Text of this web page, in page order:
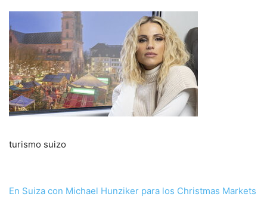
turismo suizo
En Suiza con Michael Hunziker para los Christmas Markets